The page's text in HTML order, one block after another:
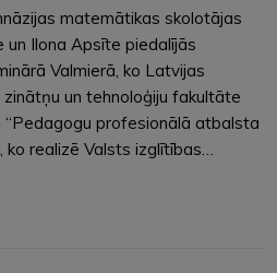
matemātikas skolotājas
un Ilona Apsīte piedalījās
Valmierā, ko Latvijas
un tehnoloģiju fakultāte
“Pedagogu profesionālā atbalsta
realizē Valsts izglītības…